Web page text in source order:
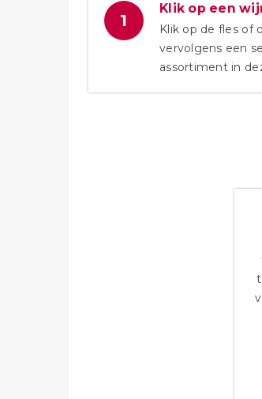
1
Klik op een
Klik op de fles of
vervolgens een
assortiment in